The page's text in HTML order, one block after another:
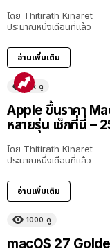
โดย Thitirath Kinaret
ประมาณหนึ่งเดือนที่แล้ว
อ่านเพิ่มเติม
11k ดู
Apple ขึ้นราคา
หลายรุ่น เช็กที่นี่ –
โดย Thitirath Kinaret
ประมาณหนึ่งเดือนที่แล้ว
อ่านเพิ่มเติม
1000 ดู
macOS 27